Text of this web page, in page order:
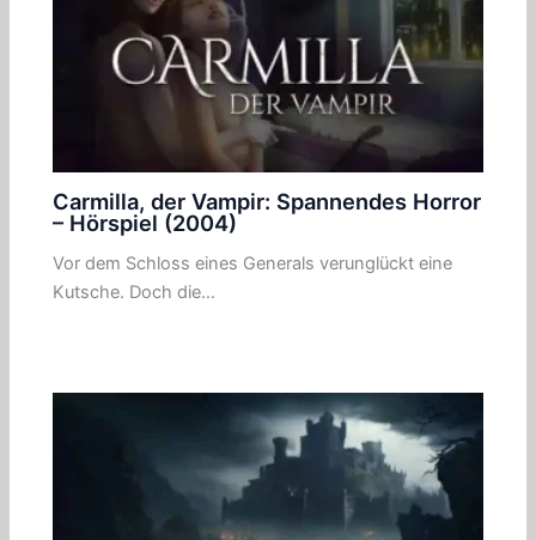
Carmilla, der Vampir: Spannendes Horror
– Hörspiel (2004)
Vor dem Schloss eines Generals verunglückt eine
Kutsche. Doch die…